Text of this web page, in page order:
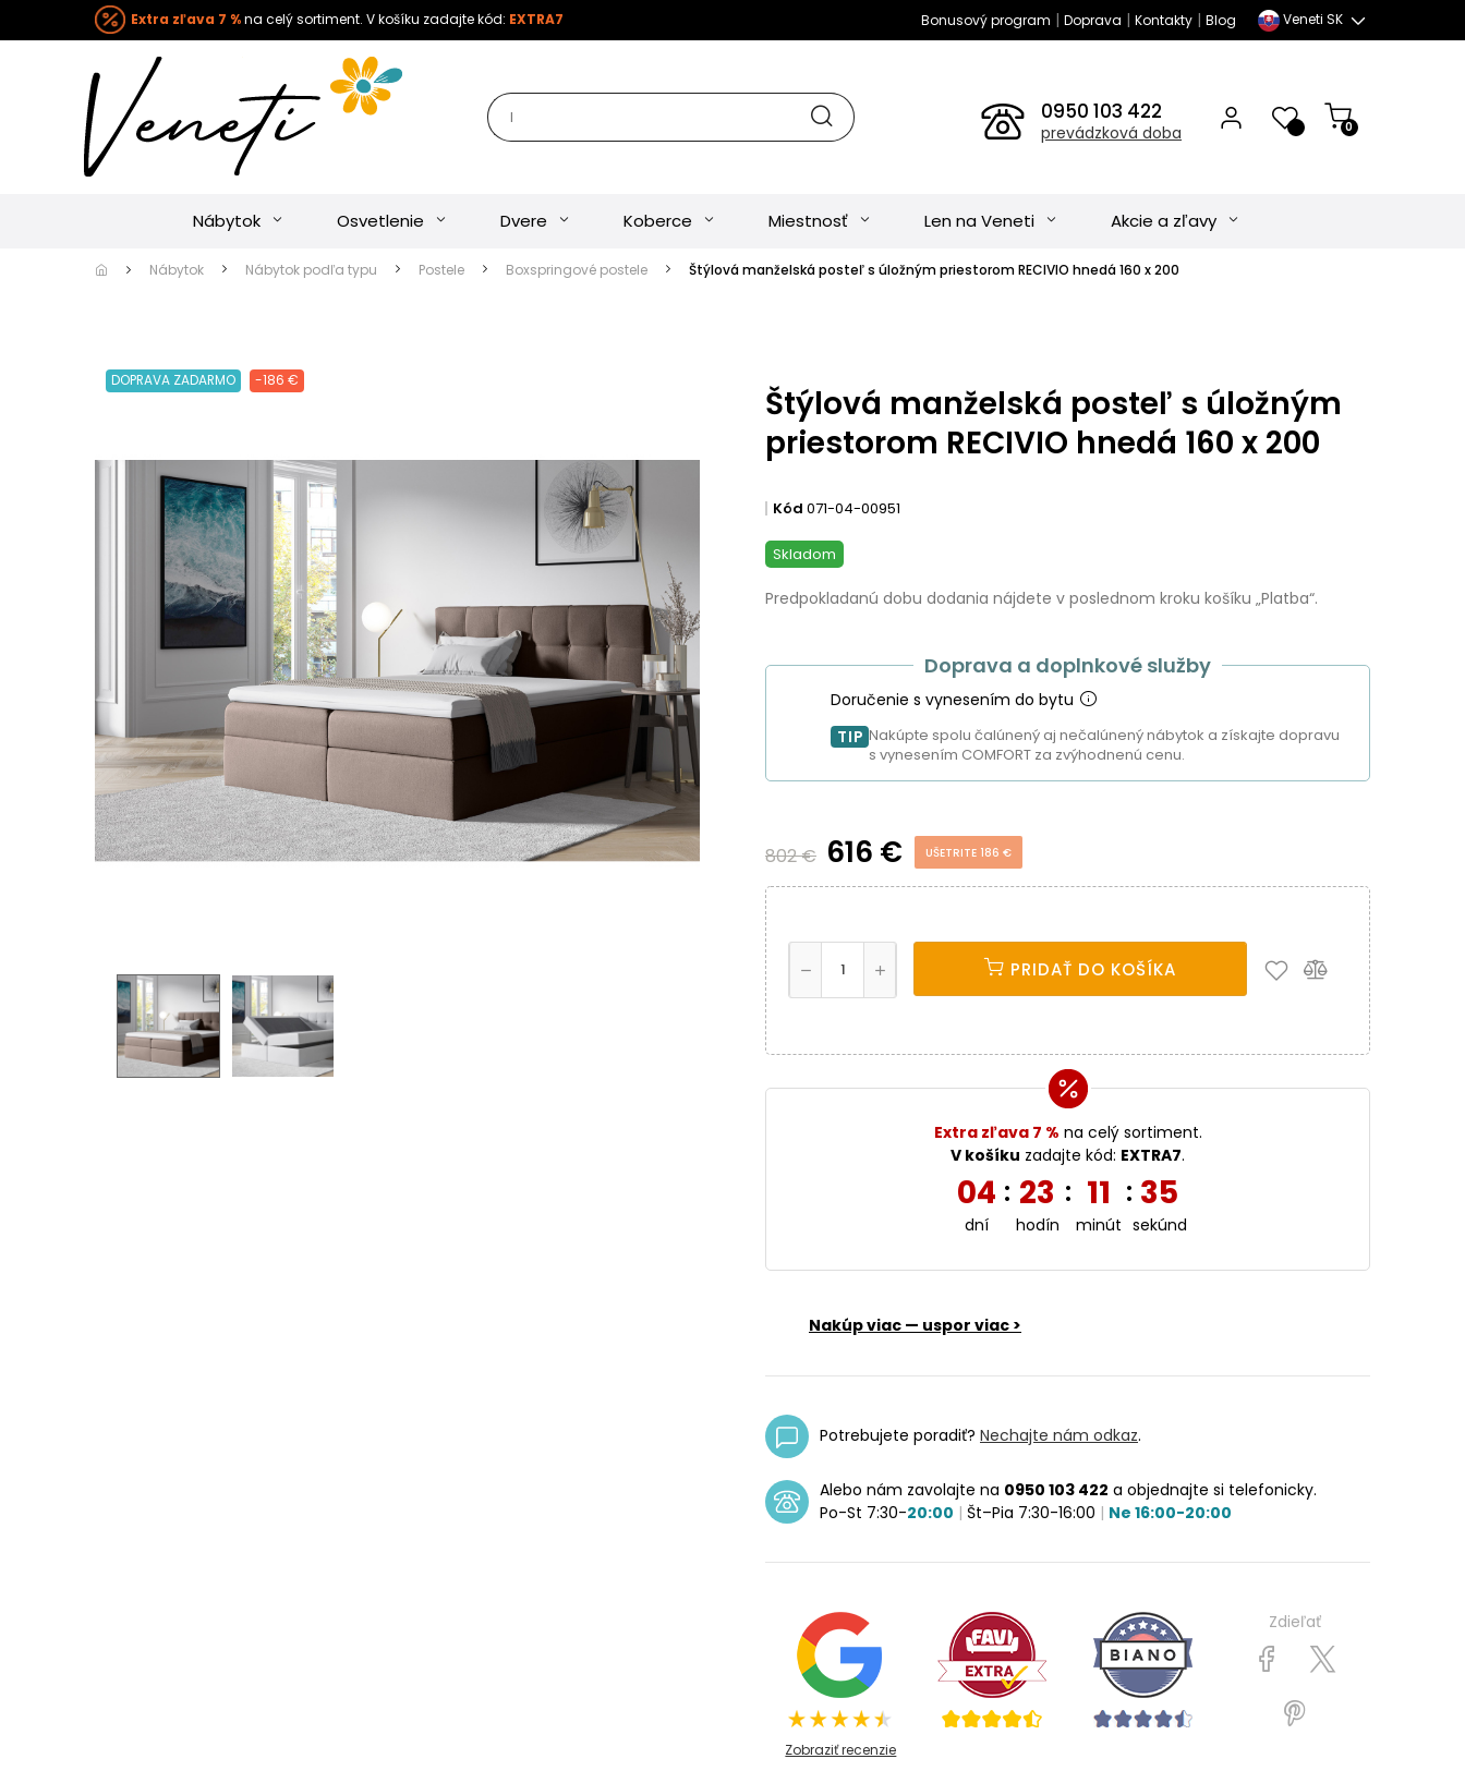
Extra zľava 7 %na celý sortiment. V košíku zadajte kód: EXTRA7 Bonusový program | Doprava | Kontakty| Blog Veneti SK
0950 103 422
prevádzková doba 0
Nábytok Osvetlenie Dvere Koberce Miestnosť Len na Veneti Akcie a zľavy
Nábytok Nábytok podľa typu Postele Boxspringové postele Štýlová manželská posteľ s úložným priestorom RECIVIO hnedá 160 x 200
DOPRAVA ZADARMO -186 €
Štýlová manželská posteľ s úložným
priestorom RECIVIO hnedá 160 x 200
Kód 071-04-00951
Skladom
Predpokladanú dobu dodania nájdete v poslednom kroku košíku „Platba“.
Doprava a doplnkové služby
Doručenie s vynesením do bytu
TIP Nakúpte spolu čalúnený aj nečalúnený nábytok a získajte dopravu
s vynesením COMFORT za zvýhodnenú cenu.
802 € 616 € UŠETRITE 186 €
PRIDAŤ DO KOŠÍKA
Extra zľava 7 % na celý sortiment.
V košíku zadajte kód: EXTRA7.
04
dní
: 23
hodín
: 11
minút
: 33
sekúnd
Nakúp viac — uspor viac >
Potrebujete poradiť? Nechajte nám odkaz.
Alebo nám zavolajte na 0950 103 422 a objednajte si telefonicky.
Po-St 7:30-20:00 | Št–Pia 7:30-16:00 | Ne 16:00-20:00
Zobraziť recenzie
Zdieľať